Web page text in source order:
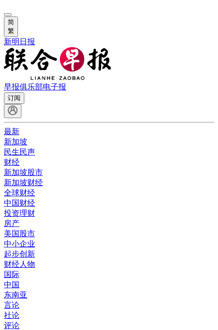
简
繁
新明日报
早报俱乐部电子报
订阅
最新
新加坡
民生民声
财经
新加坡股市
新加坡财经
全球财经
中国财经
投资理财
房产
美国股市
中小企业
起步创新
财经人物
国际
中国
东南亚
言论
社论
评论